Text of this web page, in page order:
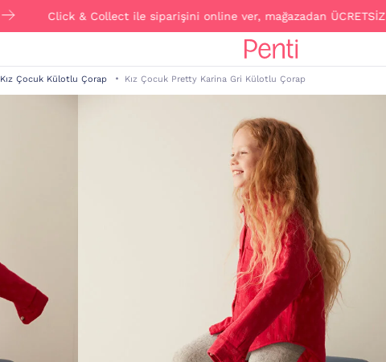
Click & Collect ile siparişini online ver, mağazadan ÜCRETSİZ teslim al!
Kız Çocuk Külotlu Çorap Kız Çocuk Pretty Karina Gri Külotlu Çorap